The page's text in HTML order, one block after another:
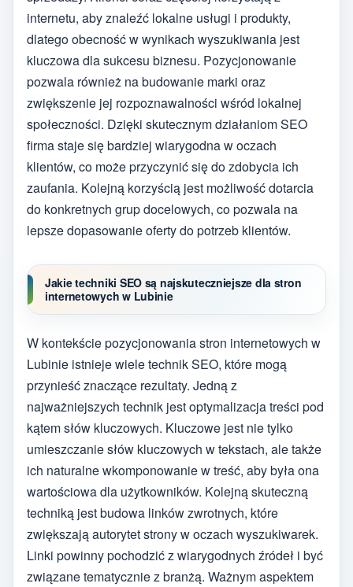
internetu, aby znaleźć lokalne usługi i produkty,
dlatego obecność w wynikach wyszukiwania jest
kluczowa dla sukcesu biznesu. Pozycjonowanie
pozwala również na budowanie marki oraz
zwiększenie jej rozpoznawalności wśród lokalnej
społeczności. Dzięki skutecznym działaniom SEO
firma staje się bardziej wiarygodna w oczach
klientów, co może przyczynić się do zdobycia ich
zaufania. Kolejną korzyścią jest możliwość dotarcia
do konkretnych grup docelowych, co pozwala na
lepsze dopasowanie oferty do potrzeb klientów.
Jakie techniki SEO są najskuteczniejsze dla stron
internetowych w Lubinie
W kontekście pozycjonowania stron internetowych w
Lubinie istnieje wiele technik SEO, które mogą
przynieść znaczące rezultaty. Jedną z
najważniejszych technik jest optymalizacja treści pod
kątem słów kluczowych. Kluczowe jest nie tylko
umieszczanie słów kluczowych w tekstach, ale także
ich naturalne wkomponowanie w treść, aby była ona
wartościowa dla użytkowników. Kolejną skuteczną
techniką jest budowa linków zwrotnych, które
zwiększają autorytet strony w oczach wyszukiwarek.
Linki powinny pochodzić z wiarygodnych źródeł i być
związane tematycznie z branżą. Ważnym aspektem